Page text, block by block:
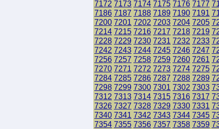
7172 7173 7174 7175 7176 7177
7186 7187 7188 7189 7190 7191
7200 7201 7202 7203 7204 7205
7214 7215 7216 7217 7218 7219
7228 7229 7230 7231 7232 7233
7242 7243 7244 7245 7246 7247
7256 7257 7258 7259 7260 7261
7270 7271 7272 7273 7274 7275
7284 7285 7286 7287 7288 7289
7298 7299 7300 7301 7302 7303
7312 7313 7314 7315 7316 7317
7326 7327 7328 7329 7330 7331
7340 7341 7342 7343 7344 7345
7354 7355 7356 7357 7358 7359